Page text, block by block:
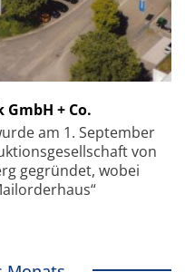
+ Co.
am 1. September
von
gegründet, wobei